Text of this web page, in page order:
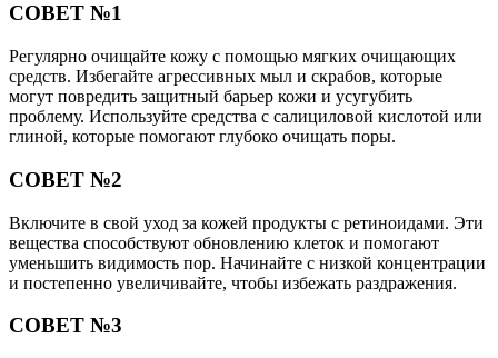
СОВЕТ №1
Регулярно очищайте кожу с помощью мягких очищающих
средств. Избегайте агрессивных мыл и скрабов, которые
могут повредить защитный барьер кожи и усугубить
проблему. Используйте средства с салициловой кислотой или
глиной, которые помогают глубоко очищать поры.
СОВЕТ №2
Включите в свой уход за кожей продукты с ретиноидами. Эти
вещества способствуют обновлению клеток и помогают
уменьшить видимость пор. Начинайте с низкой концентрации
и постепенно увеличивайте, чтобы избежать раздражения.
СОВЕТ №3